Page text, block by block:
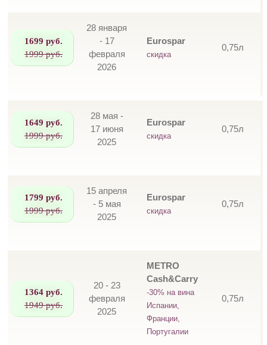
1699 руб.
1999 руб.
28 января
- 17
февраля
2026
Eurospar
скидка
0,75л
1649 руб.
1999 руб.
28 мая -
17 июня
2025
Eurospar
скидка
0,75л
1799 руб.
1999 руб.
15 апреля
- 5 мая
2025
Eurospar
скидка
0,75л
1364 руб.
1949 руб.
20 - 23
февраля
2025
METRO
Cash&Carry
-30% на вина
Испании,
Франции,
Португалии
0,75л